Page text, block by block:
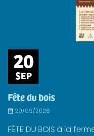
20
SEP
Fête du bois
20/09/2026
FÊTE DU BOIS à la